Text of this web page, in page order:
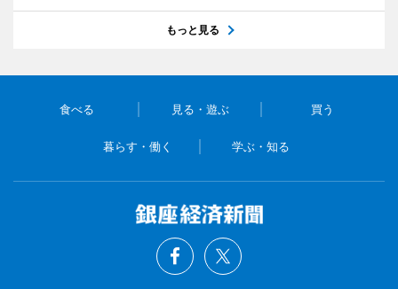
もっと見る
食べる 見る・遊ぶ 買う
暮らす・働く 学ぶ・知る